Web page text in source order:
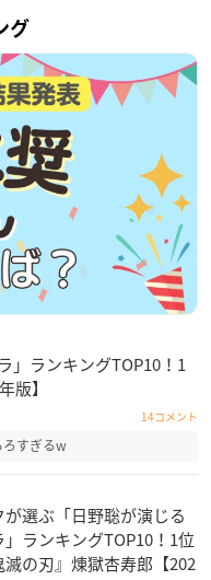
グ
」ランキングTOP10！1
版】
14コメント
ろすぎるw
が選ぶ「日野聡が演じる
」ランキングTOP10！1位
滅の刃』煉󠄁獄杏寿郎【202